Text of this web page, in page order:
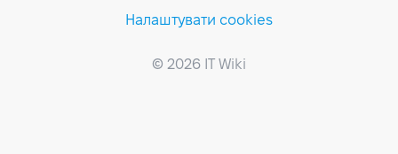
Налаштувати cookies
© 2026 IT Wiki